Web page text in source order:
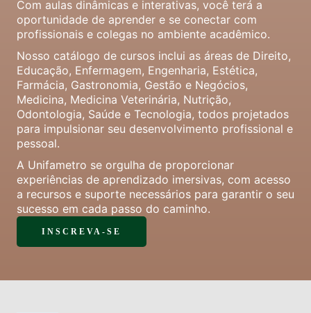
Com aulas dinâmicas e interativas, você terá a
oportunidade de aprender e se conectar com
profissionais e colegas no ambiente acadêmico.
Nosso catálogo de cursos inclui as áreas de Direito,
Educação, Enfermagem, Engenharia, Estética,
Farmácia, Gastronomia, Gestão e Negócios,
Medicina, Medicina Veterinária, Nutrição,
Odontologia, Saúde e Tecnologia, todos projetados
para impulsionar seu desenvolvimento profissional e
pessoal.
A Unifametro se orgulha de proporcionar
experiências de aprendizado imersivas, com acesso
a recursos e suporte necessários para garantir o seu
sucesso em cada passo do caminho.
INSCREVA-SE